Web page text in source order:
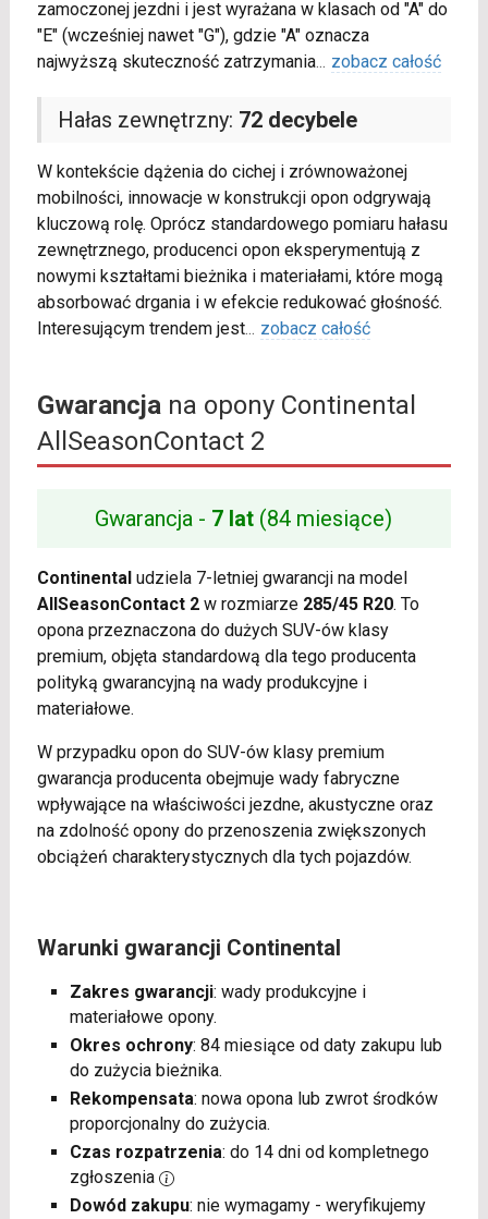
zamoczonej jezdni i jest wyrażana w klasach od "A" do
"E" (wcześniej nawet "G"), gdzie "A" oznacza
najwyższą skuteczność zatrzymania... zobacz całość
Hałas zewnętrzny: 72 decybele
W kontekście dążenia do cichej i zrównoważonej
mobilności, innowacje w konstrukcji opon odgrywają
kluczową rolę. Oprócz standardowego pomiaru hałasu
zewnętrznego, producenci opon eksperymentują z
nowymi kształtami bieżnika i materiałami, które mogą
absorbować drgania i w efekcie redukować głośność.
Interesującym trendem jest... zobacz całość
Gwarancjana opony Continental
AllSeasonContact 2
Gwarancja - 7 lat (84 miesiące)
Continental udziela 7-letniej gwarancji na model
AllSeasonContact 2w rozmiarze 285/45 R20. To
opona przeznaczona do dużych SUV-ów klasy
premium, objęta standardową dla tego producenta
polityką gwarancyjną na wady produkcyjne i
materiałowe.
W przypadku opon do SUV-ów klasy premium
gwarancja producenta obejmuje wady fabryczne
wpływające na właściwości jezdne, akustyczne oraz
na zdolność opony do przenoszenia zwiększonych
obciążeń charakterystycznych dla tych pojazdów.
Warunki gwarancji Continental
Zakres gwarancji: wady produkcyjne i
materiałowe opony.
Okres ochrony: 84 miesiące od daty zakupu lub
do zużycia bieżnika.
Rekompensata: nowa opona lub zwrot środków
proporcjonalny do zużycia.
Czas rozpatrzenia: do 14 dni od kompletnego
zgłoszenia
Dowód zakupu: nie wymagamy - weryfikujemy